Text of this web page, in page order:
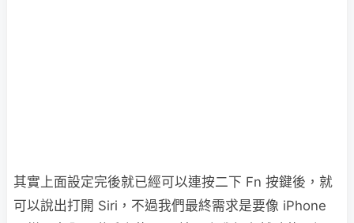
其實上面設定完後就已經可以連按二下 Fn 按鍵後，就
可以說出打開 Siri，不過我們最終需求是要像 iPhone